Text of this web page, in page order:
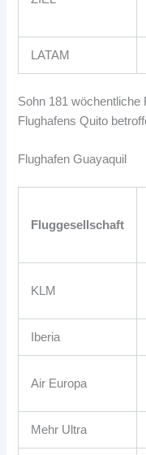
LATAM
Sohn 181 wöchentliche
Flughafens Quito
Flughafen Guayaquil
Fluggesellschaft
KLM
Iberia
Air Europa
Mehr Ultra